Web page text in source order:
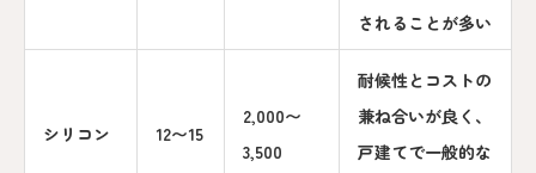
されることが多い
シリコン 12〜15
2,000〜
3,500
耐候性とコストの
兼ね合いが良く、
戸建てで一般的な